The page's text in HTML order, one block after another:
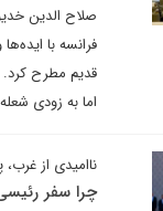
صلاح الدین
فرانسه با
قدیم مطرح کرد.
اما به زودی
ناامیدی از
چرا سفر